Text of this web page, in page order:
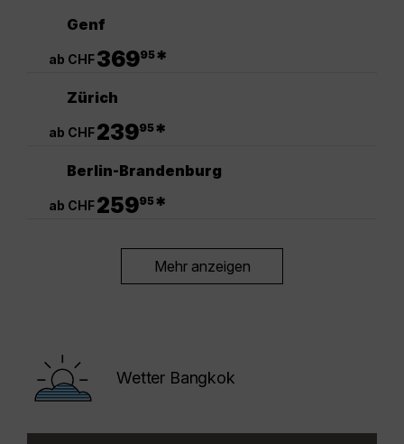
Genf
ab CHF36995*
Zürich
ab CHF23995*
Berlin-Brandenburg
ab CHF25995*
Mehr anzeigen
Wetter Bangkok